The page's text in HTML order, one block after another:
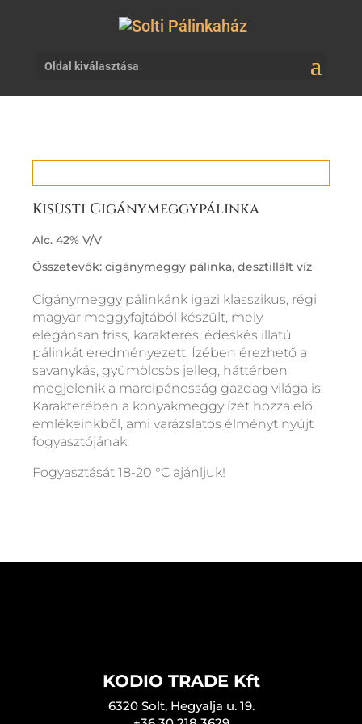
Oldal kiválasztása
Kisüsti Cigánymeggypálinka
Alc. 42% V/V
Összetevők: cigánymeggy pálinka, desztillált víz
Cigánymeggy pálinkánk igazi klasszikus, régi
magyar meggyfajtából készült, mely
elegánsan friss, karakteres, édeskés illatú
pálinkát eredményezett. Ízében érezhető a
savanykás, gyümölcsös jelleg, háttérben
megjelenik a marcipánosság gazdag világa is.
Karakterében a konyakmeggy ízét hozza elő
emlékeinkből, ami varázslatos élményt nyújt
fogyasztójának.
Fogyasztását 18-20 °C ajánljuk!
KODIO TRADE Kft
6320 Solt, Hegyalja u. 19.